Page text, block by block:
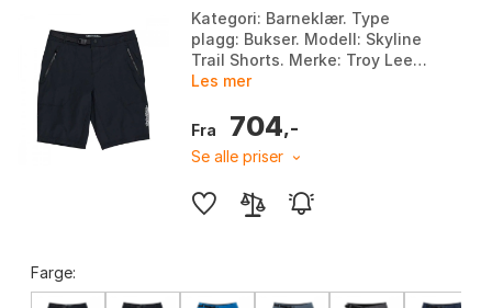
Kategori: Barneklær. Type
plagg: Bukser. Modell: Skyline
Trail Shorts. Merke: Troy Lee
Designs. Farge: Black 1, Black 2,
2, Was...
Les mer
Fra 704,-
Se alle priser
Farge: